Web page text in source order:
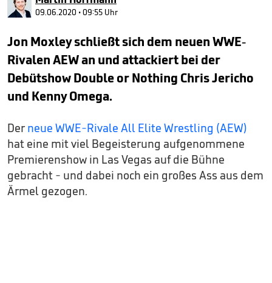
09.06.2020 • 09:55 Uhr
Jon Moxley schließt sich dem neuen WWE-
Rivalen AEW an und attackiert bei der
Debütshow Double or Nothing Chris Jericho
und Kenny Omega.
Der neue WWE-Rivale All Elite Wrestling (AEW)
hat eine mit viel Begeisterung aufgenommene
Premierenshow in Las Vegas auf die Bühne
gebracht - und dabei noch ein großes Ass aus dem
Ärmel gezogen.